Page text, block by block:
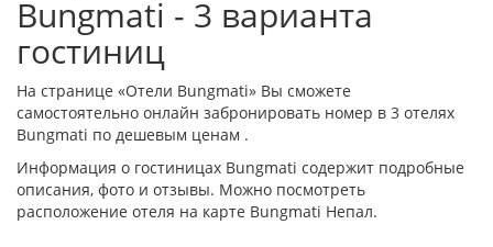
Bungmati - 3 варианта
гостиниц
На странице «Отели Bungmati» Вы сможете
самостоятельно онлайн забронировать номер в 3 отелях
Bungmati по дешевым ценам .
Информация о гостиницах Bungmati содержит подробные
описания, фото и отзывы. Можно посмотреть
расположение отеля на карте Bungmati Непал.